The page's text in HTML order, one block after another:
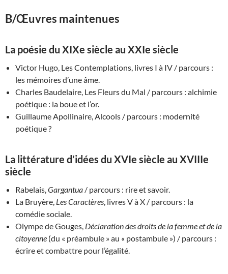
B/Œuvres maintenues
La poésie du XIXe siècle au XXIe siècle
Victor Hugo, Les Contemplations, livres I à IV / parcours :
les mémoires d’une âme.
Charles Baudelaire, Les Fleurs du Mal / parcours : alchimie
poétique : la boue et l’or.
Guillaume Apollinaire, Alcools / parcours : modernité
poétique ?
La littérature d’idées du XVIe siècle au XVIIIe
siècle
Rabelais, Gargantua / parcours : rire et savoir.
La Bruyère, Les Caractères , livres V à X / parcours : la
comédie sociale.
Olympe de Gouges, Déclaration des droits de la femme et de la
citoyenne (du « préambule » au « postambule ») / parcours :
écrire et combattre pour l’égalité.